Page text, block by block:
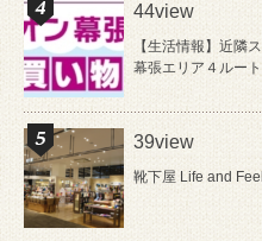
44view
【生活情報】近隣
幕張エリア４ルート
39view
靴下屋 Life and